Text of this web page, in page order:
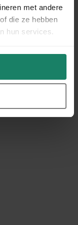
met andere
die ze hebben
hun services.